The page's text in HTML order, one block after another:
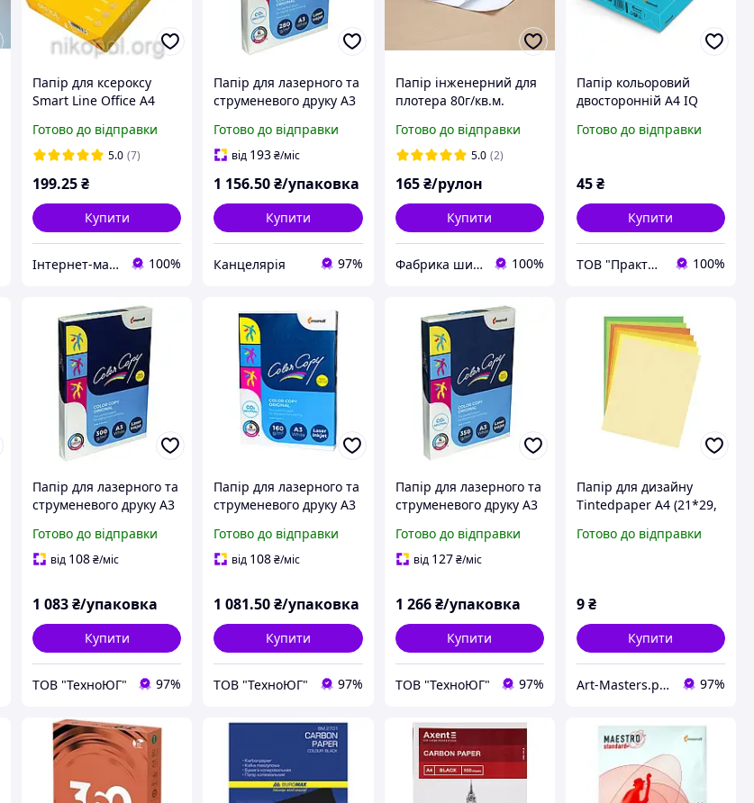
Папір для ксероксу
Smart Line Office А4
Готово до відправки
5.0 (7)
199.25₴
Купити
Інтернет-магазин NikopoL - канцтовари для школи та офісу 100%
Папір для лазерного та
струменевого друку А3
арк
Готово до відправки
від 193₴/міс
1 156.50₴/упаковка
Купити
Канцелярiя 97%
Папір інженерний для
плотера 80г/кв.м.
Готово до відправки
5.0 (2)
165 ₴/рулон
Купити
Фабрика широкоформатного паперу 100%
Папір кольоровий
двосторонній А4 IQ
аркушів 80г/м2
Готово до відправки
45₴
Купити
ТОВ "Практик 2022": Інтернет-магазин медичних, офісних, канцелярських та господарських товарів 100%
Папір для лазерного та
струменевого друку А3
арк
Готово до відправки
від 108₴/міс
1 083₴/упаковка
Купити
ТОВ "ТехноЮГ" 97%
Папір для лазерного та
струменевого друку А3
арк
Готово до відправки
від 108₴/міс
1 081.50₴/упаковка
Купити
ТОВ "ТехноЮГ" 97%
Папір для лазерного та
струменевого друку А3
арк
Готово до відправки
від 127 ₴/міс
1 266 ₴/упаковка
Купити
ТОВ "ТехноЮГ" 97%
Папір для дизайну
Tintedpaper А4 (21*29,
м, без текстури, Folia
Готово до відправки
9₴
Купити
Art-Masters.prom.ua 97%